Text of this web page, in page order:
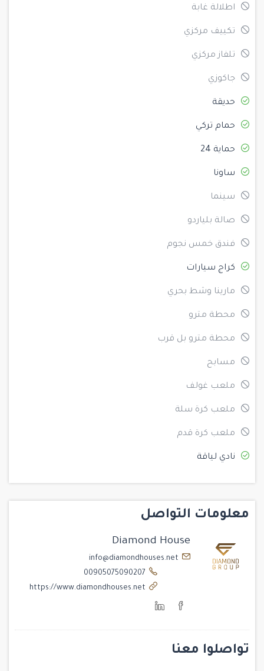
اطلالة غابة
تكييف مركزي
تلفاز مركزي
جاكوزي
حديقة
حمام تركي
حماية 24
ساونا
سينما
صالة بلياردو
فندق خمس نجوم
كراج سيارات
مارينا وشط بحري
محطة مترو
محطة مترو بل قرب
مسابح
ملعب غولف
ملعب كرة سلة
ملعب كرة قدم
نادي لياقة
معلومات التواصل
Diamond House
info@diamondhouses.net
تواصلوا معنا